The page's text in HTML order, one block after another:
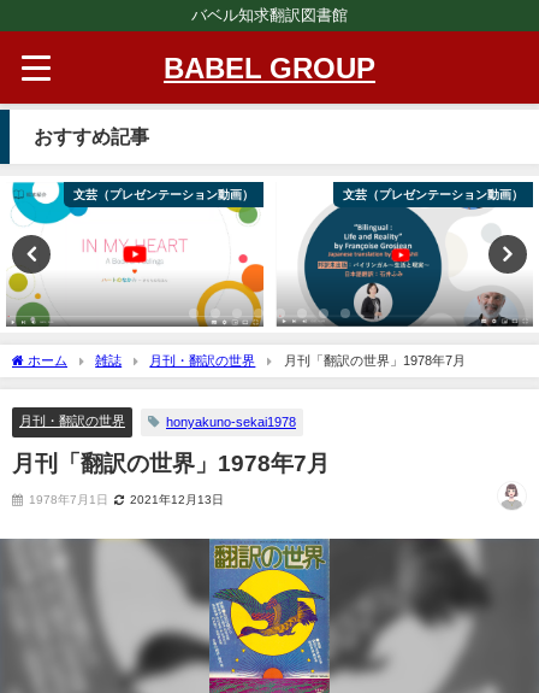
バベル知求翻訳図書館
BABEL GROUP
おすすめ記事
文芸（プレゼンテーション動画） 文芸（プレゼンテーション動画）
ホーム 雑誌 月刊・翻訳の世界 月刊「翻訳の世界」1978年7月
月刊・翻訳の世界 honyakuno-sekai1978
月刊「翻訳の世界」1978年7月
1978年7月1日 2021年12月13日